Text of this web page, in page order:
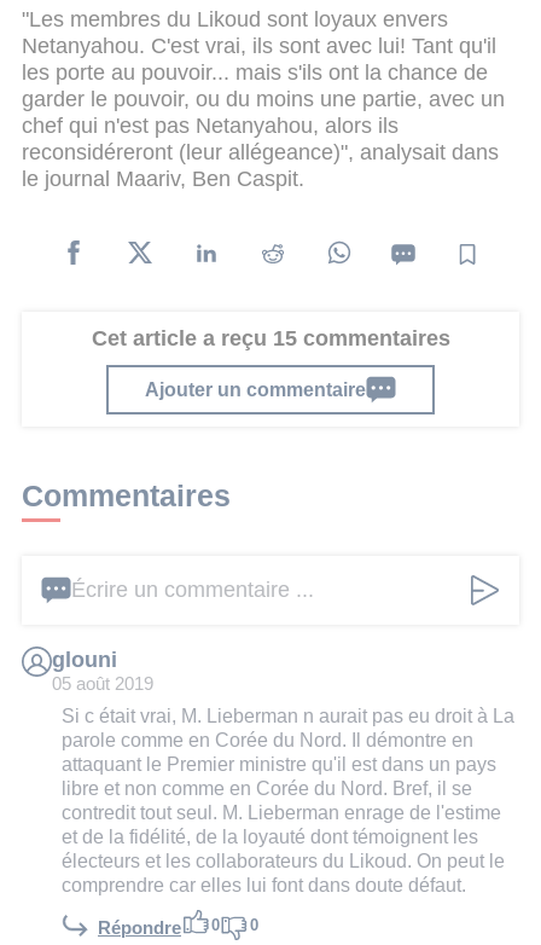
"Les membres du Likoud sont loyaux envers
Netanyahou. C'est vrai, ils sont avec lui! Tant qu'il
les porte au pouvoir... mais s'ils ont la chance de
garder le pouvoir, ou du moins une partie, avec un
chef qui n'est pas Netanyahou, alors ils
reconsidéreront (leur allégeance)", analysait dans
le journal Maariv, Ben Caspit.
Cet article a reçu 15 commentaires
Ajouter un commentaire
Commentaires
Écrire un commentaire ...
glouni
05 août 2019
Si c était vrai, M. Lieberman n aurait pas eu droit à La
parole comme en Corée du Nord. Il démontre en
attaquant le Premier ministre qu'il est dans un pays
libre et non comme en Corée du Nord. Bref, il se
contredit tout seul. M. Lieberman enrage de l'estime
et de la fidélité, de la loyauté dont témoignent les
électeurs et les collaborateurs du Likoud. On peut le
comprendre car elles lui font dans doute défaut.
Répondre 0 0